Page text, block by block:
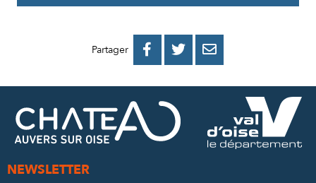
Partager 
PARTAGER
FACEBOOK
PARTAGER
PARTAGER
MAIL
NEWSLETTER